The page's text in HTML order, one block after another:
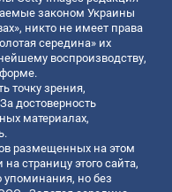
законом Украины
никто не имеет права
середина» их
воспроизводству,
точку зрения,
достоверность
материалах,
размещенных на этом
страницу этого сайта,
упоминания, но без